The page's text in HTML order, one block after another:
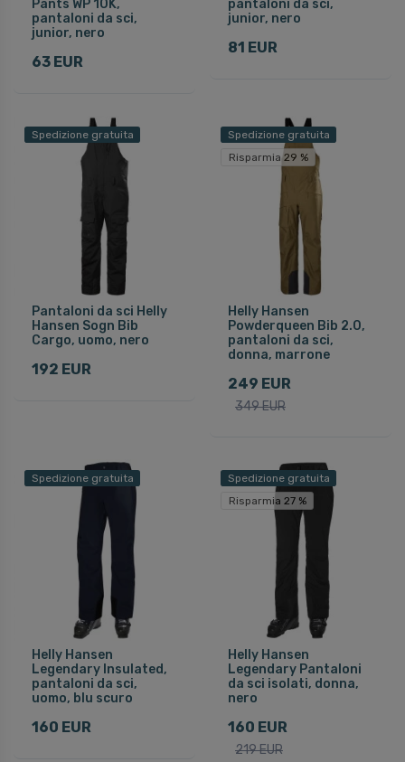
Pants WP 10K,
pantaloni da sci,
junior, nero
63 EUR
pantaloni da sci,
junior, nero
81 EUR
Spedizione gratuita
Pantaloni da sci Helly
Hansen Sogn Bib
Cargo, uomo, nero
192 EUR
Spedizione gratuita
Risparmia 29 %
Helly Hansen
Powderqueen Bib 2.0,
pantaloni da sci,
donna, marrone
249 EUR
349 EUR
Spedizione gratuita
Helly Hansen
Legendary Insulated,
pantaloni da sci,
uomo, blu scuro
160 EUR
Spedizione gratuita
Risparmia 27 %
Helly Hansen
Legendary Pantaloni
da sci isolati, donna,
nero
160 EUR
219 EUR